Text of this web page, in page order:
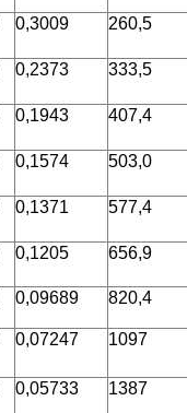
0,3009 260,5
0,2373 333,5
0,1943 407,4
0,1574 503,0
0,1371 577,4
0,1205 656,9
0,09689 820,4
0,07247 1097
0,05733 1387